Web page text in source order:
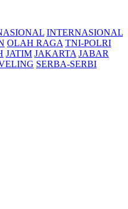
INTERNASIONAL
OLAH RAGA TNI-POLRI
JATIM JAKARTA JABAR
SERBA-SERBI